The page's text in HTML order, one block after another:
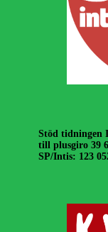
Stöd tidningen
till plusgiro 39
SP/Intis: 123